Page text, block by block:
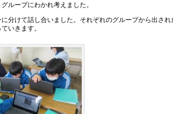
ループにわかれ考えました。
分けて話し合いました。それぞれのグループから出され
いきます。